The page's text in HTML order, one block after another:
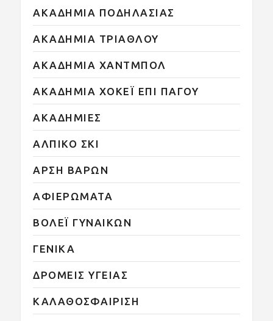
ΑΚΑΔΗΜΙΑ ΠΟΔΗΛΑΣΙΑΣ
ΑΚΑΔΗΜΙΑ ΤΡΙΑΘΛΟΥ
ΑΚΑΔΗΜΙΑ ΧΑΝΤΜΠΟΛ
ΑΚΑΔΗΜΙΑ ΧΟΚΕΪ ΕΠΙ ΠΑΓΟΥ
ΑΚΑΔΗΜΙΕΣ
ΑΛΠΙΚΟ ΣΚΙ
ΑΡΣΗ ΒΑΡΩΝ
ΑΦΙΕΡΩΜΑΤΑ
ΒΟΛΕΪ ΓΥΝΑΙΚΩΝ
ΓΕΝΙΚΑ
ΔΡΟΜΕΙΣ ΥΓΕΙΑΣ
ΚΑΛΑΘΟΣΦΑΙΡΙΣΗ